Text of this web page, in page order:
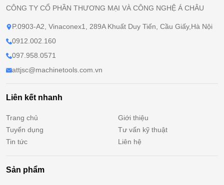
CÔNG TY CỔ PHẦN THƯƠNG MẠI VÀ CÔNG NGHỆ Á CHÂU
P.0903-A2, Vinaconex1, 289A Khuất Duy Tiến, Cầu Giấy,Hà Nội
0912.002.160
097.958.0571
attjsc@machinetools.com.vn
Liên kết nhanh
Trang chủ
Giới thiệu
Tuyển dụng
Tư vấn kỹ thuật
Tin tức
Liên hệ
Sản phẩm